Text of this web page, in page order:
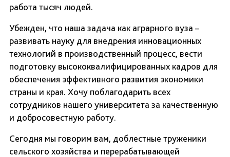
работа тысяч людей.
Убежден, что наша задача как аграрного вуза –
развивать науку для внедрения инновационных
технологий в производственный процесс, вести
подготовку высококвалифицированных кадров для
обеспечения эффективного развития экономики
страны и края. Хочу поблагодарить всех
сотрудников нашего университета за качественную
и добросовестную работу.
Сегодня мы говорим вам, доблестные труженики
сельского хозяйства и перерабатывающей